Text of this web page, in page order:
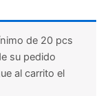
de 20 pcs
su pedido
al carrito el